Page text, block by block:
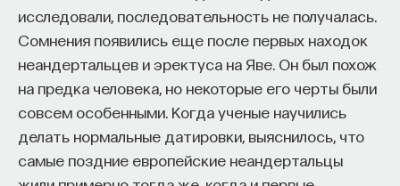
исследовали, последовательность не получалась.
Сомнения появились еще после первых находок
неандертальцев и эректуса на Яве. Он был похож
на предка человека, но некоторые его черты были
совсем особенными. Когда ученые научились
делать нормальные датировки, выяснилось, что
самые поздние европейские неандертальцы
как развить необходимые навыки. Позднее будет
запущена серия спецпроектов, рассказывающих
о разных индустриях и их устройстве.​
Если у вас есть STEM-образование или опыт
в исследовательской сфере — это ваш шанс
выйти на глобальный уровень. Помогите вместе
приблизить Четвёртую индустриальную